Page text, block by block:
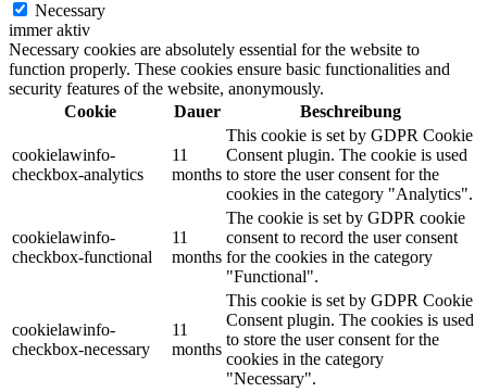
Necessary
immer aktiv
Necessary cookies are absolutely essential for the website to
function properly. These cookies ensure basic functionalities and
security features of the website, anonymously.
Cookie
Dauer Beschreibung
cookielawinfo-
checkbox-analytics
11
months
This cookie is set by GDPR Cookie
Consent plugin. The cookie is used
to store the user consent for the
cookies in the category "Analytics".
cookielawinfo-
checkbox-functional
11
months
The cookie is set by GDPR cookie
consent to record the user consent
for the cookies in the category
"Functional".
cookielawinfo-
checkbox-necessary
11
months
This cookie is set by GDPR Cookie
Consent plugin. The cookies is used
to store the user consent for the
cookies in the category
"Necessary".